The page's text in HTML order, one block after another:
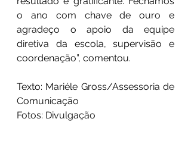
o ano com chave de ouro e
agradeço o apoio da equipe
diretiva da escola, supervisão e
coordenação”, comentou.
Texto: Mariéle Gross/Assessoria de
Comunicação
Fotos: Divulgação